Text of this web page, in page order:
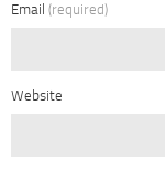
Email (required)
Website